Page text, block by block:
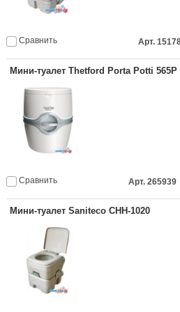
Сравнить Арт.
Мини-туалет Thetford Porta Potti 565P
Сравнить Арт. 265939
Мини-туалет Saniteco CHH-1020